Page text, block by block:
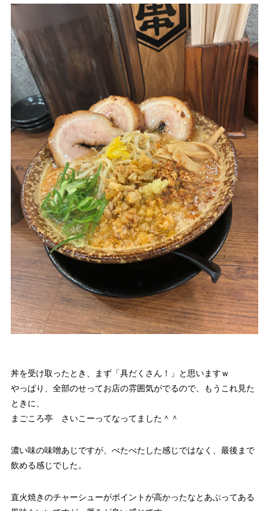
丼を受け取ったとき、まず「具だくさん！」と思いますｗ
やっぱり、全部のせってお店の雰囲気がでるので、もうこれ見た
ときに、
まごころ亭 さいこーってなってました＾＾
濃い味の味噌あじですが、べたべたした感じではなく、最後まで
飲める感じでした。
直火焼きのチャーシューがポイントが高かったなとあぶってある